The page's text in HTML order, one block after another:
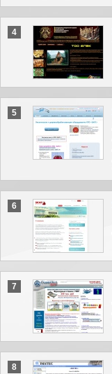
4
5
6
7
8